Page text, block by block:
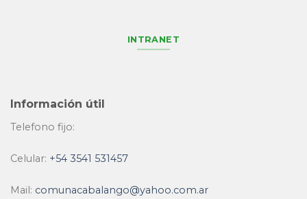
INTRANET
Información útil
Telefono fijo:
Celular: +54 3541 531457
Mail: comunacabalango@yahoo.com.ar